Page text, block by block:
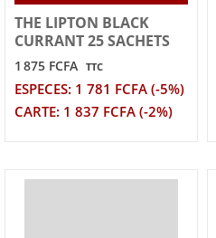
THE LIPTON BLACK
CURRANT 25 SACHETS
1 875 FCFA TTC
ESPECES: 1 781 FCFA (-5%)
CARTE: 1 837 FCFA (-2%)